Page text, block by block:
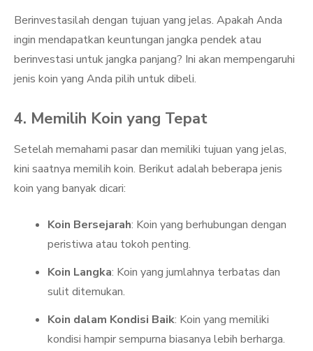
Berinvestasilah dengan tujuan yang jelas. Apakah Anda
ingin mendapatkan keuntungan jangka pendek atau
berinvestasi untuk jangka panjang? Ini akan mempengaruhi
jenis koin yang Anda pilih untuk dibeli.
4. Memilih Koin yang Tepat
Setelah memahami pasar dan memiliki tujuan yang jelas,
kini saatnya memilih koin. Berikut adalah beberapa jenis
koin yang banyak dicari:
Koin Bersejarah: Koin yang berhubungan dengan
peristiwa atau tokoh penting.
Koin Langka: Koin yang jumlahnya terbatas dan
sulit ditemukan.
Koin dalam Kondisi Baik: Koin yang memiliki
kondisi hampir sempurna biasanya lebih berharga.